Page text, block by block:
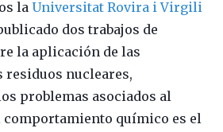
la Universitat Rovira i Virgili
dos trabajos de
la aplicación de las
nucleares,
problemas asociados al
comportamiento químico es el